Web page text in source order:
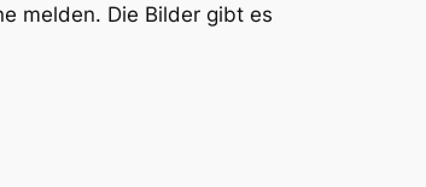
melden. Die Bilder gibt es